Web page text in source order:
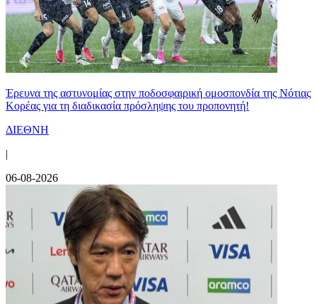
Έρευνα της αστυνομίας στην ποδοσφαιρική ομοσπονδία της Νότιας
Κορέας για τη διαδικασία πρόσληψης του προπονητή!
ΔΙΕΘΝΗ
|
06-08-2026